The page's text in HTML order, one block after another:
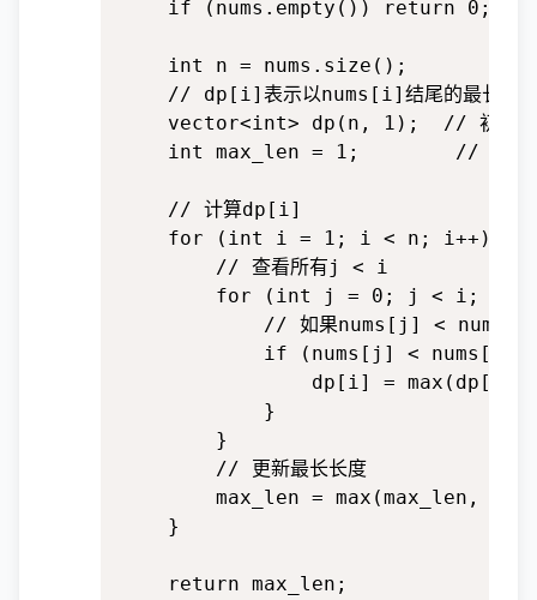
    if (nums.empty()) return 0;
    int n = nums.size();
// dp[i]表示以nums[i]结尾的最长递增
vector<int> dp(n, 1);  // 初始化为
int max_len = 1;        // 记录
    // 计算dp[i]
    for (int i = 1; i < n; i++) {
        // 查看所有j < i
for (int j = 0; j < i;
// 如果nums[j] < nums[i]
if (nums[j] < nums[i])
dp[i] = max(dp[i],
            }
        }
        // 更新最长长度
max_len = max(max_len,
    }
    return max_len;